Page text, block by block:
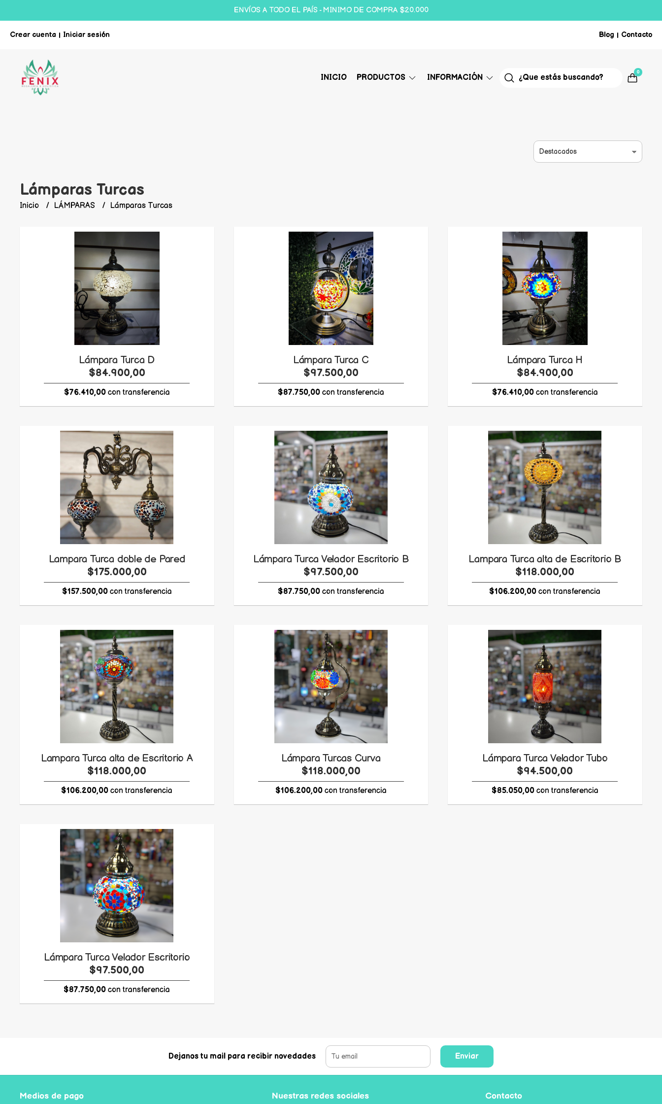
ENVÍOS A TODO EL PAÍS - MINIMO DE COMPRA $20.000
Crear cuenta | Iniciar sesión Blog | Contacto
INICIO PRODUCTOS INFORMACIÓN
0
Lámparas Turcas
Inicio LÁMPARAS Lámparas Turcas
Lámpara Turca D
$84.900,00
$76.410,00con transferencia
Lámpara Turca C
$97.500,00
$87.750,00con transferencia
Lámpara Turca H
$84.900,00
$76.410,00con transferencia
Lampara Turca doble de Pared
$175.000,00
$157.500,00con transferencia
Lámpara Turca Velador Escritorio B
$97.500,00
$87.750,00con transferencia
Lampara Turca alta de Escritorio B
$118.000,00
$106.200,00 con transferencia
Lampara Turca alta de Escritorio A
$118.000,00
$106.200,00 con transferencia
Lámpara Turcas Curva
$118.000,00
$106.200,00con transferencia
Lámpara Turca Velador Tubo
$94.500,00
$85.050,00con transferencia
Lámpara Turca Velador Escritorio
$97.500,00
$87.750,00 con transferencia
Dejanos tu mail para recibir novedades Enviar
Medios de pago Nuestras redes sociales Contacto